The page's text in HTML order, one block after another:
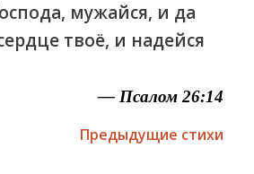
мужайся, и да
твоё, и надейся
— Псалом 26:14
Предыдущие стихи